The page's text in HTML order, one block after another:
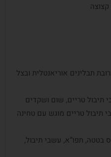
תבלינים אוריאנטלית ובצל
טריים, שום ושקדים
תיבול טריים מוגש עם טחינה
בטטה, תפו”א, עשבי תיבול,